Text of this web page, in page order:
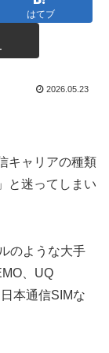
はてブ
2026.05.23
キャリアの種類
と迷ってしまい
のような大手
、UQ
本通信SIMな